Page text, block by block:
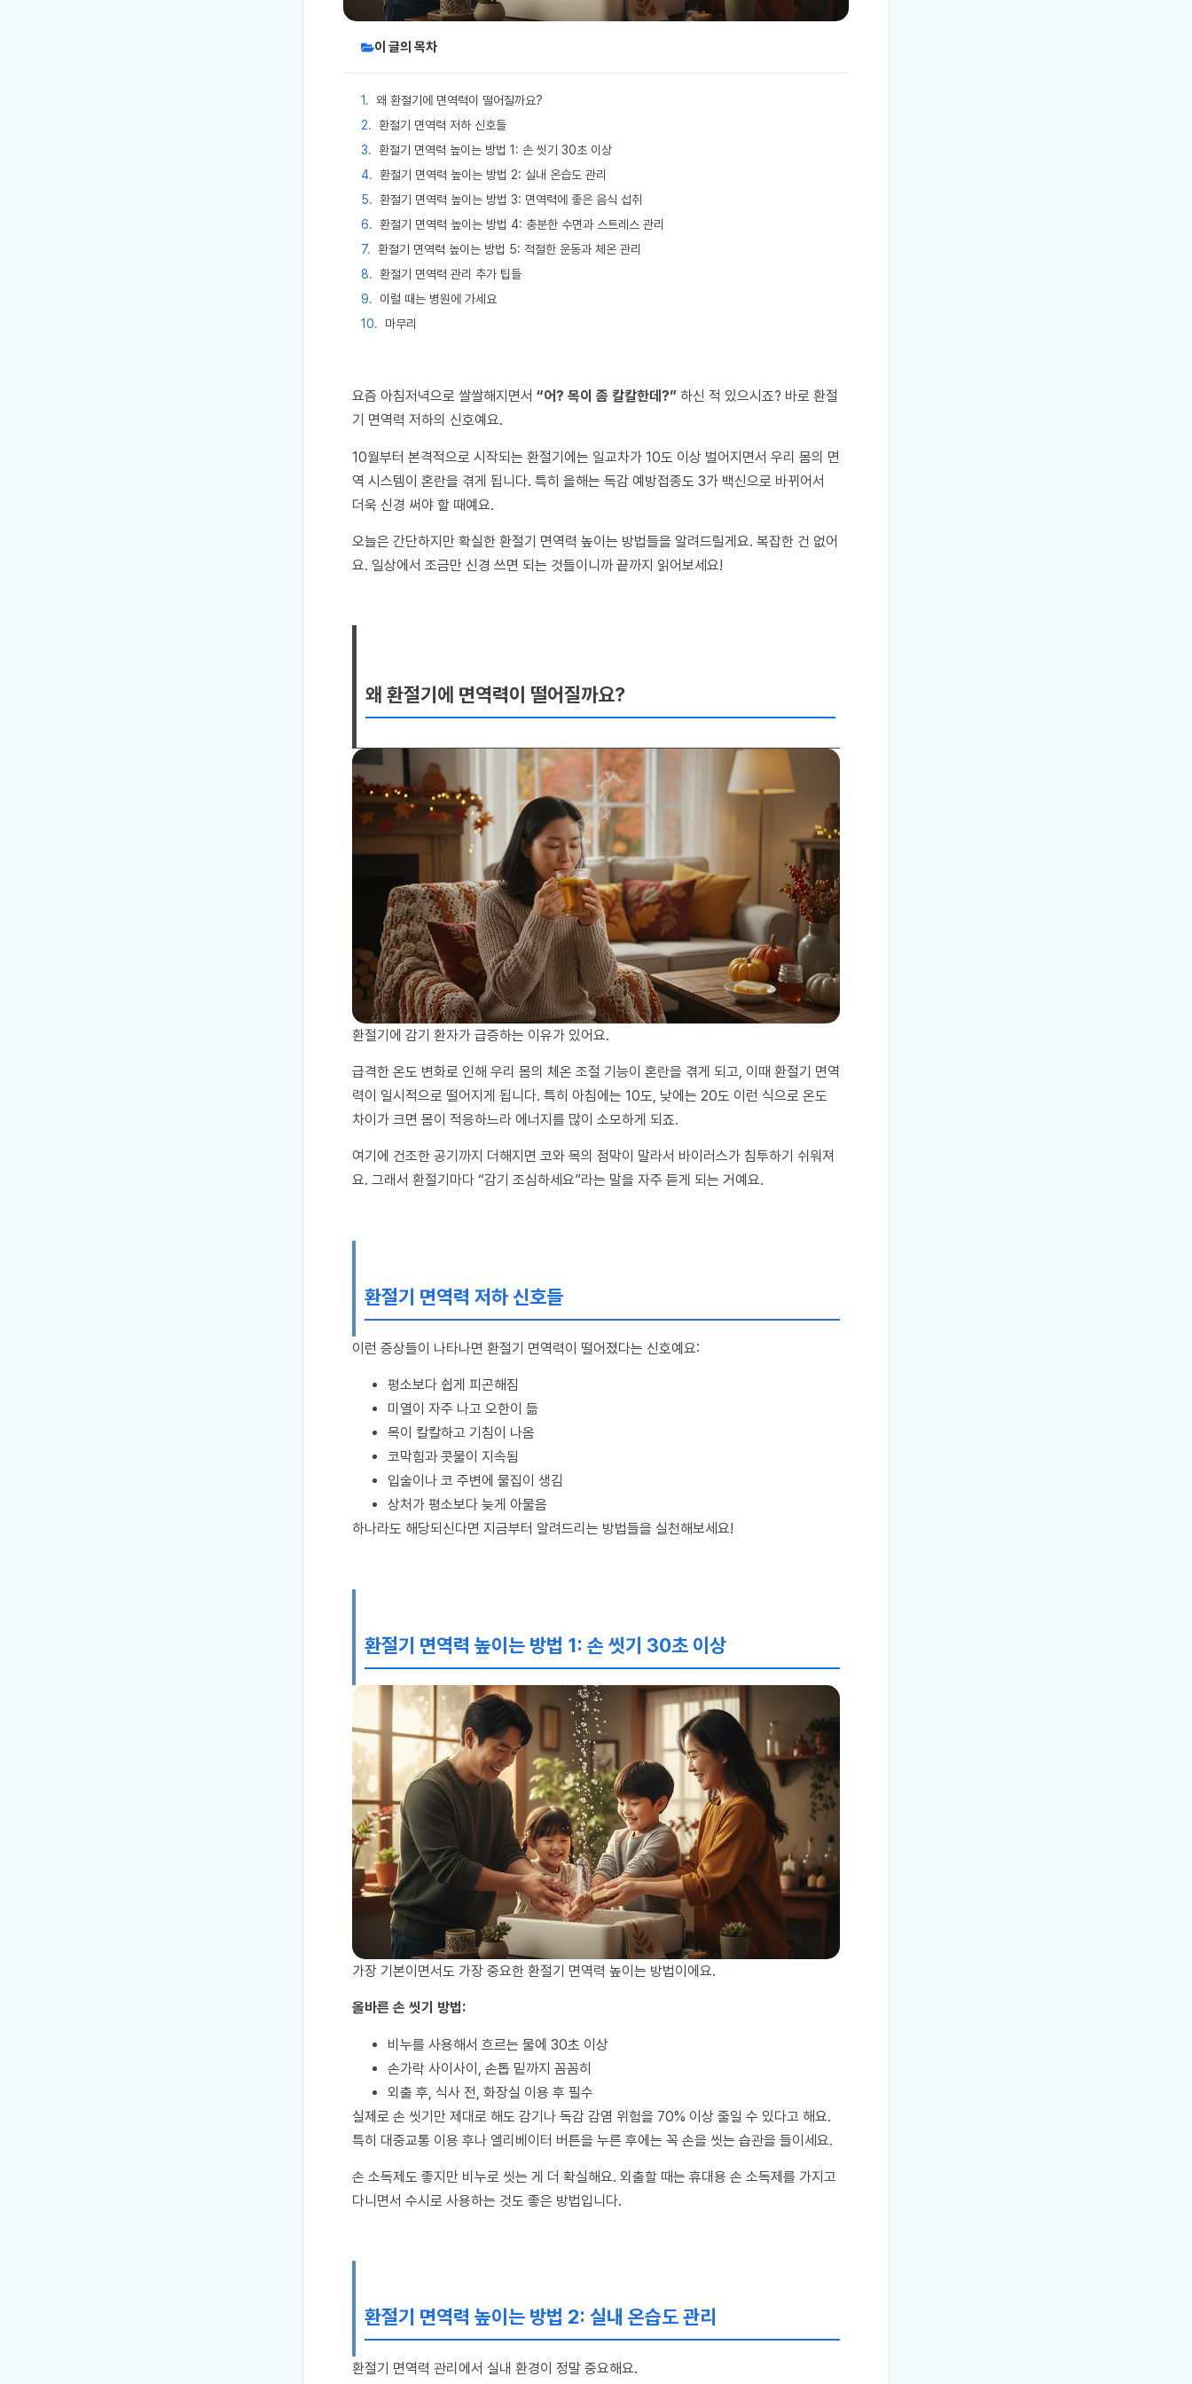
이 글의 목차
왜 환절기에 면역력이 떨어질까요?
환절기 면역력 저하 신호들
환절기 면역력 높이는 방법 1: 손 씻기 30초 이상
환절기 면역력 높이는 방법 2: 실내 온습도 관리
환절기 면역력 높이는 방법 3: 면역력에 좋은 음식 섭취
환절기 면역력 높이는 방법 4: 충분한 수면과 스트레스 관리
환절기 면역력 높이는 방법 5: 적절한 운동과 체온 관리
환절기 면역력 관리 추가 팁들
이럴 때는 병원에 가세요
마무리
요즘 아침저녁으로 쌀쌀해지면서 “어? 목이 좀 칼칼한데?” 하신 적 있으시죠? 바로 환절
기 면역력 저하의 신호예요.
10월부터 본격적으로 시작되는 환절기에는 일교차가 10도 이상 벌어지면서 우리 몸의 면
역 시스템이 혼란을 겪게 됩니다. 특히 올해는 독감 예방접종도 3가 백신으로 바뀌어서
더욱 신경 써야 할 때예요.
오늘은 간단하지만 확실한 환절기 면역력 높이는 방법들을 알려드릴게요. 복잡한 건 없어
요. 일상에서 조금만 신경 쓰면 되는 것들이니까 끝까지 읽어보세요!
왜 환절기에 면역력이 떨어질까요?
환절기에 감기 환자가 급증하는 이유가 있어요.
급격한 온도 변화로 인해 우리 몸의 체온 조절 기능이 혼란을 겪게 되고, 이때 환절기 면역
력이 일시적으로 떨어지게 됩니다. 특히 아침에는 10도, 낮에는 20도 이런 식으로 온도
차이가 크면 몸이 적응하느라 에너지를 많이 소모하게 되죠.
여기에 건조한 공기까지 더해지면 코와 목의 점막이 말라서 바이러스가 침투하기 쉬워져
요. 그래서 환절기마다 “감기 조심하세요”라는 말을 자주 듣게 되는 거예요.
환절기 면역력 저하 신호들
이런 증상들이 나타나면 환절기 면역력이 떨어졌다는 신호예요:
평소보다 쉽게 피곤해짐
미열이 자주 나고 오한이 듦
목이 칼칼하고 기침이 나옴
코막힘과 콧물이 지속됨
입술이나 코 주변에 물집이 생김
상처가 평소보다 늦게 아물음
하나라도 해당되신다면 지금부터 알려드리는 방법들을 실천해보세요!
환절기 면역력 높이는 방법 1: 손 씻기 30초 이상
가장 기본이면서도 가장 중요한 환절기 면역력 높이는 방법이에요.
올바른 손 씻기 방법:
비누를 사용해서 흐르는 물에 30초 이상
손가락 사이사이, 손톱 밑까지 꼼꼼히
외출 후, 식사 전, 화장실 이용 후 필수
실제로 손 씻기만 제대로 해도 감기나 독감 감염 위험을 70% 이상 줄일 수 있다고 해요.
특히 대중교통 이용 후나 엘리베이터 버튼을 누른 후에는 꼭 손을 씻는 습관을 들이세요.
손 소독제도 좋지만 비누로 씻는 게 더 확실해요. 외출할 때는 휴대용 손 소독제를 가지고
다니면서 수시로 사용하는 것도 좋은 방법입니다.
환절기 면역력 높이는 방법 2: 실내 온습도 관리
환절기 면역력 관리에서 실내 환경이 정말 중요해요.